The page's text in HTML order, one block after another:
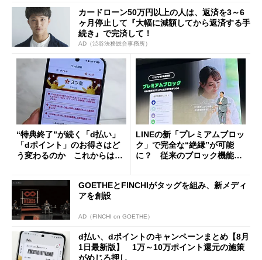
カードローン50万円以上の人は、返済を3～6
ヶ月停止して『大幅に減額してから返済する手
続き』で完済して！
AD（渋谷法務総合事務所）
“特典終了”が続く「d払い」
「dポイント」のお得さはど
う変わるのか これからは
LINEの新「プレミアムブロッ
ク」で完全な“絶縁”が可能
に？ 従来のブロック機能と
GOETHEとFINCHIがタッグを組み、新メディ
アを創設
AD（FINCHI on GOETHE）
d払い、dポイントのキャンペーンまとめ【8月
1日最新版】 1万～10万ポイント還元の施策
がめじろ押し